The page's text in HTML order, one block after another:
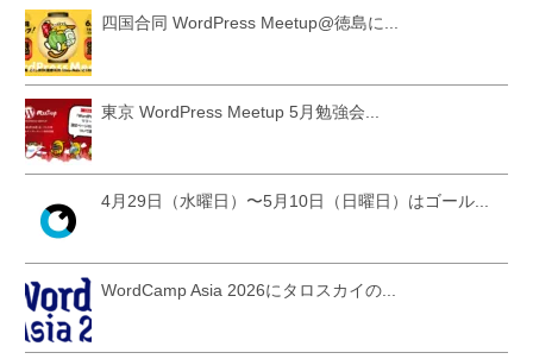
四国合同 WordPress Meetup@徳島に...
東京 WordPress Meetup 5月勉強会...
4月29日（水曜日）〜5月10日（日曜日）はゴール...
WordCamp Asia 2026にタロスカイの...